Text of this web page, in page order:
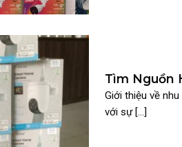
Tìm Nguồn
TP.HCM –
Giới thiệu về
với sự [...]